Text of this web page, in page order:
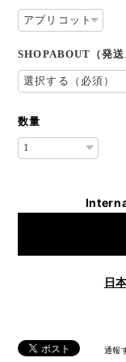
SHOPABOUT（発送
数量
日
通報